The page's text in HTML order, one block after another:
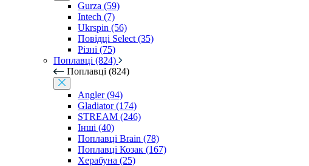
Gurza (59)
Intech (7)
Ukrspin (56)
Повідці Select (35)
Різні (75)
Поплавці (824)
Поплавці (824)
Angler (94)
Gladiator (174)
STREAM (246)
Інші (40)
Поплавці Brain (78)
Поплавці Козак (167)
Херабуна (25)